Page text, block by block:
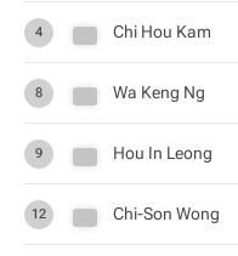
4 Chi Hou Kam
8 Wa Keng Ng
9 Hou In Leong
12 Chi-Son Wong